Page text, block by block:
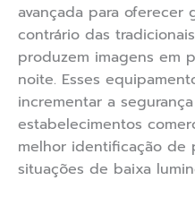
avançada para oferecer
contrário das
produzem imagens em
noite. Esses
incrementar a
estabelecimentos
melhor identificação de
situações de baixa